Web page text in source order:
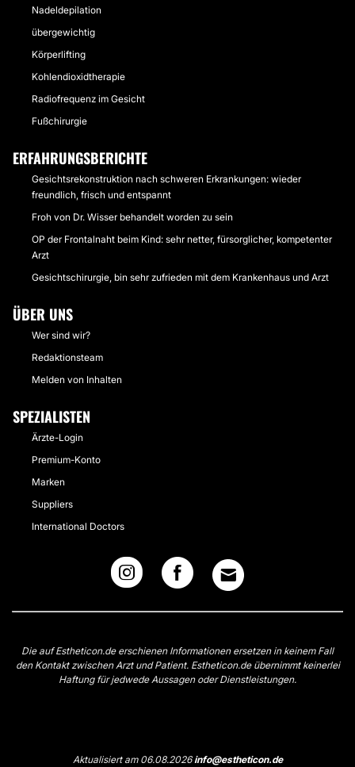
Nadeldepilation
übergewichtig
Körperlifting
Kohlendioxidtherapie
Radiofrequenz im Gesicht
Fußchirurgie
ERFAHRUNGSBERICHTE
Gesichtsrekonstruktion nach schweren Erkrankungen: wieder
freundlich, frisch und entspannt
Froh von Dr. Wisser behandelt worden zu sein
OP der Frontalnaht beim Kind: sehr netter, fürsorglicher, kompetenter
Arzt
Gesichtschirurgie, bin sehr zufrieden mit dem Krankenhaus und Arzt
ÜBER UNS
Wer sind wir?
Redaktionsteam
Melden von Inhalten
SPEZIALISTEN
Ärzte-Login
Premium-Konto
Marken
Suppliers
International Doctors
Die auf Estheticon.de erschienen Informationen ersetzen in keinem Fall
den Kontakt zwischen Arzt und Patient. Estheticon.de übernimmt keinerlei
Haftung für jedwede Aussagen oder Dienstleistungen.
Aktualisiert am 06.08.2026info@estheticon.de